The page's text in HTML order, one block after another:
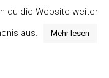
du die Website weiter
aus.
Mehr lesen